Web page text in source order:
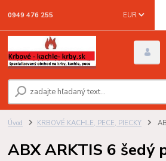
EUR
0949 476 255
Úvod KRBOVÉ KACHLE, PECE, PIECKY
ABX ARKTIS 6 šedý